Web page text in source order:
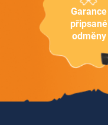
Garance
připsané
odměny